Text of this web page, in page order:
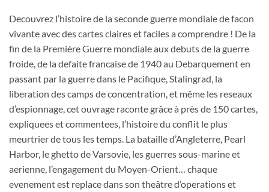
Decouvrez l’histoire de la seconde guerre mondiale de facon
vivante avec des cartes claires et faciles a comprendre ! De la
fin de la Première Guerre mondiale aux debuts de la guerre
froide, de la defaite francaise de 1940 au Debarquement en
passant par la guerre dans le Pacifique, Stalingrad, la
liberation des camps de concentration, et même les reseaux
d’espionnage, cet ouvrage raconte grâce à près de 150 cartes,
expliquees et commentees, l’histoire du conflit le plus
meurtrier de tous les temps. La bataille d’Angleterre, Pearl
Harbor, le ghetto de Varsovie, les guerres sous-marine et
aerienne, l’engagement du Moyen-Orient… chaque
evenement est replace dans son theâtre d’operations et